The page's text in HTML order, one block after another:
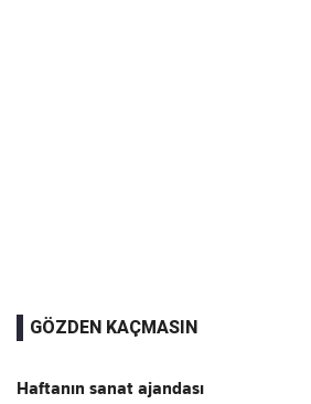
GÖZDEN KAÇMASIN
Haftanın sanat ajandası